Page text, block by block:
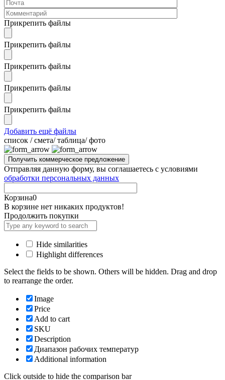
Прикрепить файлы
Прикрепить файлы
Прикрепить файлы
Прикрепить файлы
Прикрепить файлы
Добавить ещё файлы
cписок / смета/ таблица/ фото
Отправляя данную форму, вы соглашаетесь с условиями
обработки персональных данных
Корзина0
В корзине нет никаких продуктов!
Продолжить покупки
Hide similarities
Highlight differences
Select the fields to be shown. Others will be hidden. Drag and drop
to rearrange the order.
Image
Price
Add to cart
SKU
Description
Диапазон рабочих температур
Additional information
Click outside to hide the comparison bar